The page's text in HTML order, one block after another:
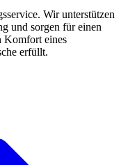
Wir unterstützen
und sorgen für einen
Komfort eines
erfüllt.